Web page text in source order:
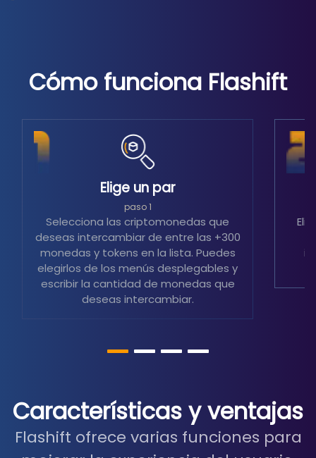
Cómo funciona Flashift
Elige un par
paso 1
Selecciona las criptomonedas que
deseas intercambiar de entre las +300
monedas y tokens en la lista. Puedes
elegirlos de los menús desplegables y
escribir la cantidad de monedas que
deseas intercambiar.
Características y ventajas
Flashift ofrece varias funciones para